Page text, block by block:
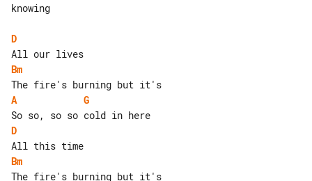
knowing
D
Bm
A
G
D
Bm